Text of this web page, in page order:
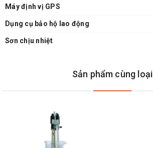
Máy định vị GPS
Dụng cụ bảo hộ lao động
Sơn chịu nhiệt
Sản phẩm cùng loại